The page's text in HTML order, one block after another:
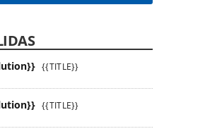
{{TITLE}}
{{TITLE}}